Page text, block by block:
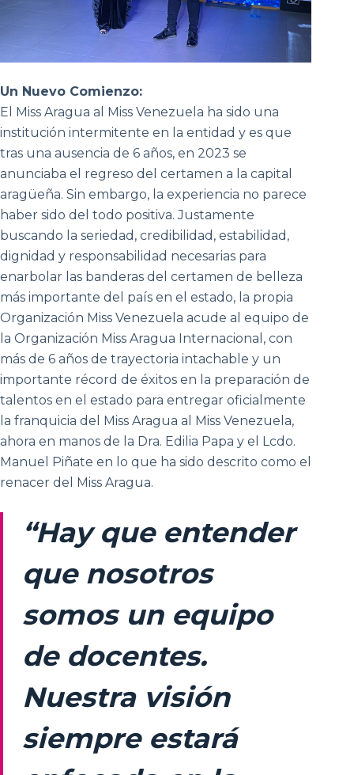
Un Nuevo Comienzo:
El Miss Aragua al Miss Venezuela ha sido una
institución intermitente en la entidad y es que
tras una ausencia de 6 años, en 2023 se
anunciaba el regreso del certamen a la capital
aragüeña. Sin embargo, la experiencia no parece
haber sido del todo positiva. Justamente
buscando la seriedad, credibilidad, estabilidad,
dignidad y responsabilidad necesarias para
enarbolar las banderas del certamen de belleza
más importante del país en el estado, la propia
Organización Miss Venezuela acude al equipo de
la Organización Miss Aragua Internacional, con
más de 6 años de trayectoria intachable y un
importante récord de éxitos en la preparación de
talentos en el estado para entregar oficialmente
la franquicia del Miss Aragua al Miss Venezuela,
ahora en manos de la Dra. Edilia Papa y el Lcdo.
Manuel Piñate en lo que ha sido descrito como el
renacer del Miss Aragua.
“Hay que entender
que nosotros
somos un equipo
de docentes.
Nuestra visión
siempre estará